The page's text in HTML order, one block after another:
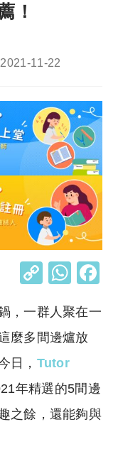
！
Post
2021-11-22
C
p
y
Li
n
k
W
at
s
p
p
，一群人聚在一
麼多間邊爐放
日， Tutor
年精選的5間邊
之餘，還能夠與